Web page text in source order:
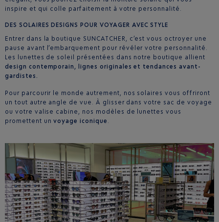
inspire et qui colle parfaitement à votre personnalité.
DES SOLAIRES DESIGNS POUR VOYAGER AVEC STYLE
Entrer dans la boutique SUNCATCHER, c’est vous octroyer une
pause avant l’embarquement pour révéler votre personnalité.
Les lunettes de soleil présentées dans notre boutique allient
design contemporain, lignes originales et tendances avant-
gardistes.
Pour parcourir le monde autrement, nos solaires vous offriront
un tout autre angle de vue. À glisser dans votre sac de voyage
ou votre valise cabine, nos modèles de lunettes vous
promettent unvoyage iconique